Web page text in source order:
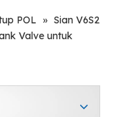
POL » Sian V6S2
Valve untuk